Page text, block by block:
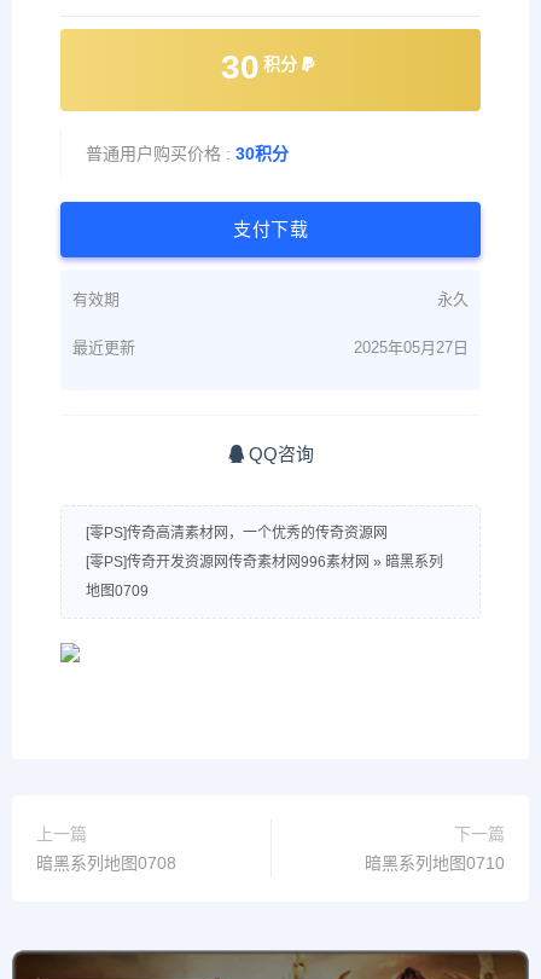
30 积分
普通用户购买价格 : 30积分
支付下载
有效期 永久
最近更新 2025年05月27日
QQ咨询
[零PS]传奇高清素材网，一个优秀的传奇资源网
[零PS]传奇开发资源网传奇素材网996素材网 » 暗黑系列
地图0709
上一篇
暗黑系列地图0708
下一篇
暗黑系列地图0710